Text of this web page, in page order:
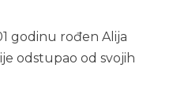
godinu rođen Alija
odstupao od svojih